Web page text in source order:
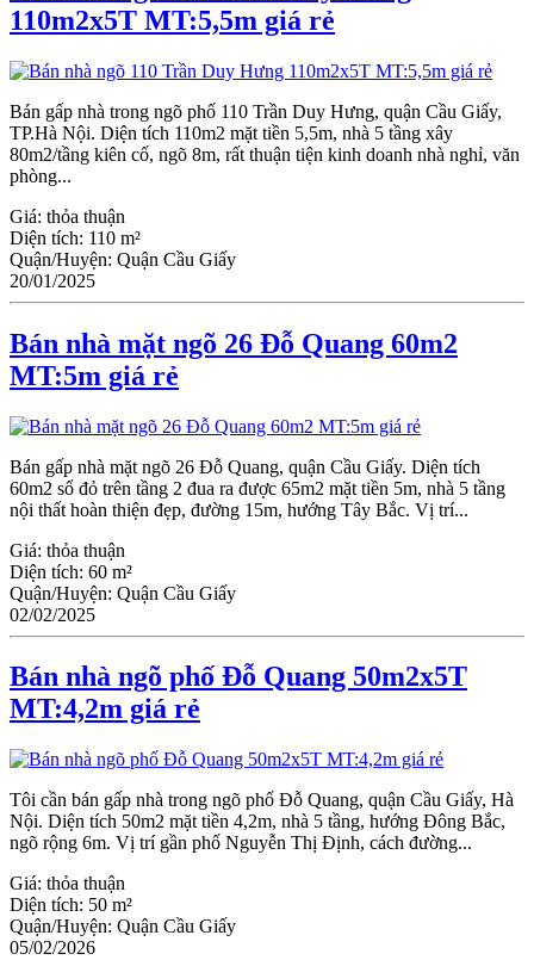
110m2x5T MT:5,5m giá rẻ
Bán gấp nhà trong ngõ phố 110 Trần Duy Hưng, quận Cầu Giấy,
TP.Hà Nội. Diện tích 110m2 mặt tiền 5,5m, nhà 5 tầng xây
80m2/tầng kiên cố, ngõ 8m, rất thuận tiện kinh doanh nhà nghỉ, văn
phòng...
Giá: thỏa thuận
Diện tích: 110 m²
Quận/Huyện: Quận Cầu Giấy
20/01/2025
Bán nhà mặt ngõ 26 Đỗ Quang 60m2
MT:5m giá rẻ
Bán gấp nhà mặt ngõ 26 Đỗ Quang, quận Ϲầu Giấy. Diện tích
60m2 sổ đỏ trên tầng 2 đua ra được 65m2 mặt tiền 5m, nhà 5 tầng
nội thất hoàn thiện đẹp, đường 15m, hướng Tây Bắc. Vị trí...
Giá: thỏa thuận
Diện tích: 60 m²
Quận/Huyện: Quận Cầu Giấy
02/02/2025
Bán nhà ngõ phố Đỗ Quang 50m2x5T
MT:4,2m giá rẻ
Tôi cần bán gấp nhà trong ngõ phố Đỗ Quang, quận Cầu Giấy, Hà
Nội. Diện tích 50m2 mặt tiền 4,2m, nhà 5 tầng, hướng Đông Bắc,
ngõ rộng 6m. Vị trí gần phố Nguyễn Thị Định, cách đường...
Giá: thỏa thuận
Diện tích: 50 m²
Quận/Huyện: Quận Cầu Giấy
05/02/2026